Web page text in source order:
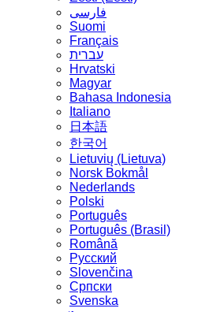
فارسی
Suomi
Français
עברית
Hrvatski
Magyar
Bahasa Indonesia
Italiano
日本語
한국어
Lietuvių (Lietuva)
‪Norsk Bokmål‬
Nederlands
Polski
Português
Português (Brasil)
Română
Русский
Slovenčina
Српски
Svenska